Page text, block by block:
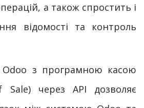
а також спростить і
відомості та контроль
Odoo з програмною касою
через API дозволяє